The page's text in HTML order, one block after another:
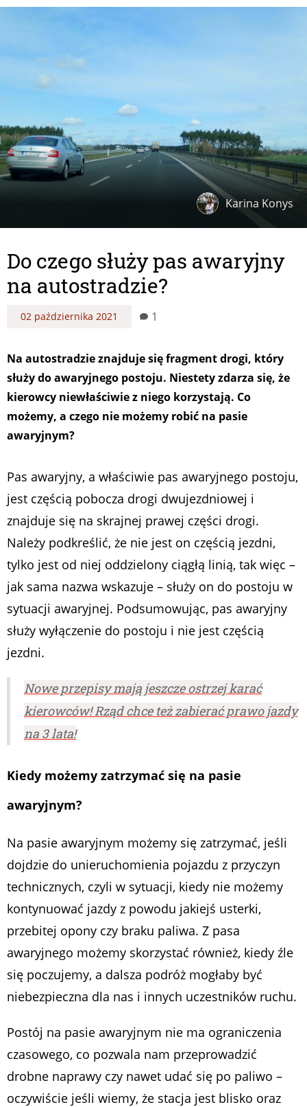
Karina Konys
Do czego służy pas awaryjny
na autostradzie?
02 października 2021 1
Na autostradzie znajduje się fragment drogi, który
służy do awaryjnego postoju. Niestety zdarza się, że
kierowcy niewłaściwie z niego korzystają. Co
możemy, a czego nie możemy robić na pasie
awaryjnym?
Pas awaryjny, a właściwie pas awaryjnego postoju,
jest częścią pobocza drogi dwujezdniowej i
znajduje się na skrajnej prawej części drogi.
Należy podkreślić, że nie jest on częścią jezdni,
tylko jest od niej oddzielony ciągłą linią, tak więc –
jak sama nazwa wskazuje – służy on do postoju w
sytuacji awaryjnej. Podsumowując, pas awaryjny
służy wyłączenie do postoju i nie jest częścią
jezdni.
Nowe przepisy mają jeszcze ostrzej karać
kierowców! Rząd chce też zabierać prawo jazdy
na 3 lata!
Kiedy możemy zatrzymać się na pasie
awaryjnym?
Na pasie awaryjnym możemy się zatrzymać, jeśli
dojdzie do unieruchomienia pojazdu z przyczyn
technicznych, czyli w sytuacji, kiedy nie możemy
kontynuować jazdy z powodu jakiejś usterki,
przebitej opony czy braku paliwa. Z pasa
awaryjnego możemy skorzystać również, kiedy źle
się poczujemy, a dalsza podróż mogłaby być
niebezpieczna dla nas i innych uczestników ruchu.
Postój na pasie awaryjnym nie ma ograniczenia
czasowego, co pozwala nam przeprowadzić
drobne naprawy czy nawet udać się po paliwo –
oczywiście jeśli wiemy, że stacja jest blisko oraz